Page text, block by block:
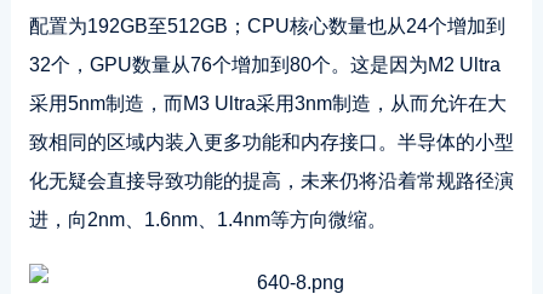
配置为192GB至512GB；CPU核心数量也从24个增加到
32个，GPU数量从76个增加到80个。这是因为M2 Ultra
采用5nm制造，而M3 Ultra采用3nm制造，从而允许在大
致相同的区域内装入更多功能和内存接口。半导体的小型
化无疑会直接导致功能的提高，未来仍将沿着常规路径演
进，向2nm、1.6nm、1.4nm等方向微缩。